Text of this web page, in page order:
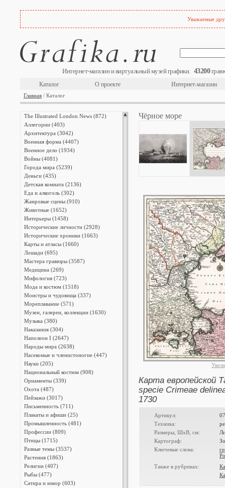
Уважаемые
Интернет-магазин и виртуальный музей графики. 43200
Каталог О проекте Интернет-магазин
Главная / Каталог
The Illustrated London News (872)
Аллегории (403)
Архитектура (3042)
Военная форма (4407)
Военное дело (1934)
Войны (4081)
Города мира (5239)
Деньги (435)
Детская комната (2136)
Еда и алкоголь (302)
Жанровые сцены (910)
Животные (1652)
Интерьеры (1458)
Исторические личности (2928)
Исторические хроники (1663)
Карты и атласы (1660)
Лошади (695)
Мастера гравюры (3587)
Медицина (269)
Мифология (723)
Мода и костюм (1518)
Монстры и чудовища (337)
Мореплавание (571)
Музеи, галереи, коллекции (1630)
Музыка (380)
Наказания (304)
Наполеон I (2647)
Народы мира (2638)
Насекомые и членистоногие (447)
Науки (205)
Национальный костюм (908)
Орнаменты (339)
Охота (487)
Пейзажи (3017)
Письменность (711)
Плакаты и афиши (25)
Промышленность (481)
Профессии (809)
Птицы (1715)
Разные темы (3537)
Растения (1863)
Религии (407)
Рыбы (477)
Сатира и юмор (603)
Чёрное море
Карта европейской
specie Crimeae
1730
Артикул:
Техника:
Размеры, ШxВ, см:
Картограф:
Ключевые слова:
Также в рубриках: